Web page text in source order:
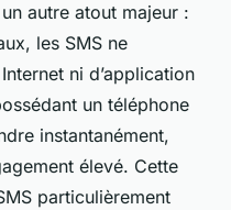
autre atout majeur :
les SMS ne
ni d’application
un téléphone
instantanément,
élevé. Cette
particulièrement